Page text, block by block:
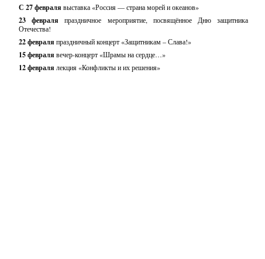
С 27 февраля выставка «Россия — страна морей и океанов»
23 февраляпраздничное мероприятие, посвящённое Дню защитника
Отечества!
22 февраля праздничный концерт «Защитникам – Слава!»
15 февраля вечер-концерт «Шрамы на сердце…»
12 февраля лекция «Конфликты и их решения»